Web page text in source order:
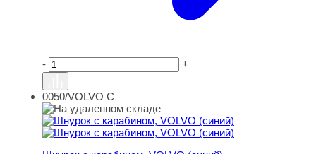
- +
Шнурок с карабином, VOLVO (синий)
0050/VOLVO C